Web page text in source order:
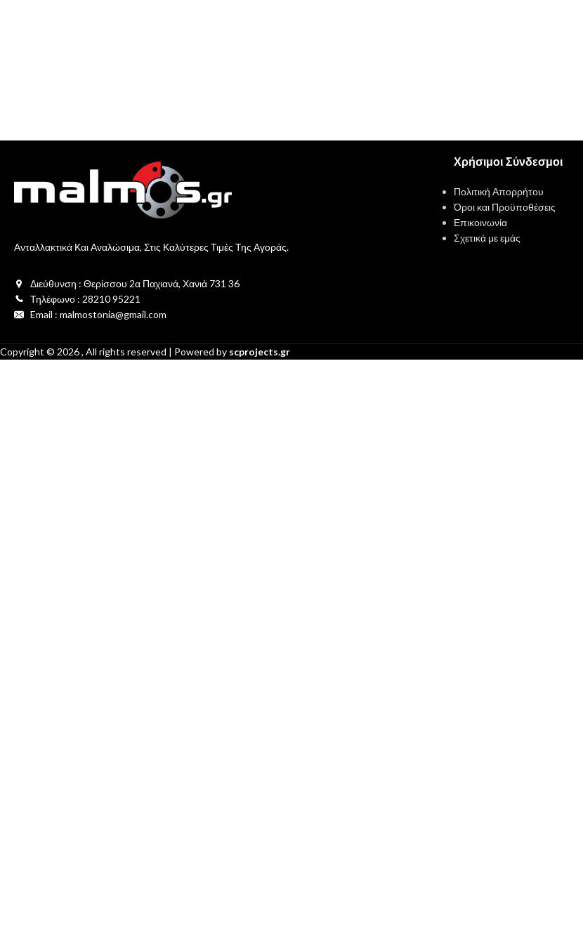
Ανταλλακτικά Και Αναλώσιμα, Στις Καλύτερες Τιμές Της Αγοράς.
Διεύθυνση : Θερίσσου 2α Παχιανά, Χανιά 731 36
Τηλέφωνο : 28210 95221
Email : malmostonia@gmail.com
Χρήσιμοι Σύνδεσμοι
Πολιτική Απορρήτου
Όροι και Προϋποθέσεις
Επικοινωνία
Σχετικά με εμάς
Copyright © 2026, All rights reserved | Powered by scprojects.gr